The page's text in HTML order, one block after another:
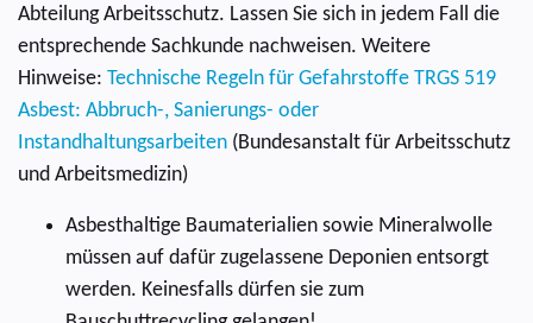
Abteilung Arbeitsschutz. Lassen Sie sich in jedem Fall die
entsprechende Sachkunde nachweisen. Weitere
Hinweise: Technische Regeln für Gefahrstoffe TRGS 519
Asbest: Abbruch-, Sanierungs- oder
Instandhaltungsarbeiten (Bundesanstalt für Arbeitsschutz
und Arbeitsmedizin)
Asbesthaltige Baumaterialien sowie Mineralwolle
müssen auf dafür zugelassene Deponien entsorgt
werden. Keinesfalls dürfen sie zum